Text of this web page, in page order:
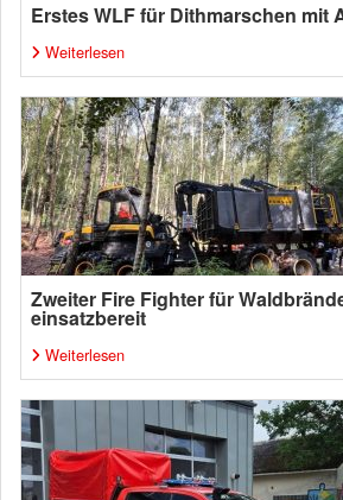
Erstes WLF für Dithmarschen mit
Weiterlesen
Zweiter Fire Fighter für
einsatzbereit
Weiterlesen